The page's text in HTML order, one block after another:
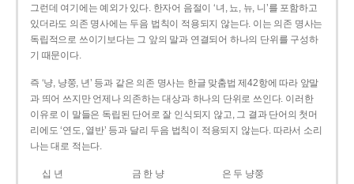
그런데 여기에는 예외가 있다. 한자어 음절이 ‘녀, 뇨, 뉴, 니’를 포함하고
있더라도 의존 명사에는 두음 법칙이 적용되지 않는다. 이는 의존 명사는
독립적으로 쓰이기보다는 그 앞의 말과 연결되어 하나의 단위를 구성하
기 때문이다.
즉 ‘냥, 냥쭝, 년’ 등과 같은 의존 명사는 한글 맞춤법 제42항에 따라 앞말
과 띄어 쓰지만 언제나 의존하는 대상과 하나의 단위로 쓰인다. 이러한
이유로 이 말들은 독립된 단어로 잘 인식되지 않고, 그 결과 단어의 첫머
리에도 ‘연도, 열반’ 등과 달리 두음 법칙이 적용되지 않는다. 따라서 소리
나는 대로 적는다.
십 년 금 한 냥 은 두 냥쭝